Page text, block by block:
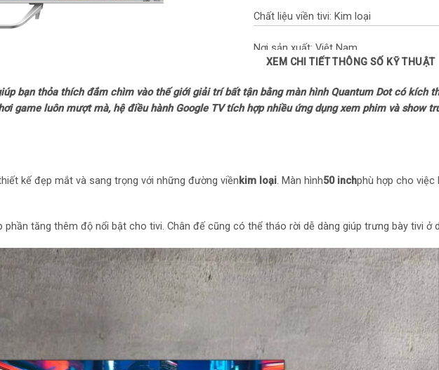
Chất liệu viền tivi: Kim loại
Nơi sản xuất: Việt Nam
Công nghệ hình ảnh
– HDR10
– Kiểm soát đèn nền – Local Dimming
– Đồng bộ khung hình/tần số quét chơi
– Tăng cường chuyển động MEMC
– Giảm độ trễ chơi game Auto Low
XEM CHI TIẾT THÔNG SỐ KỸ THUẬT
bạn thỏa thích đắm chìm vào thế giới giải trí bất tận bằng màn hình Quantum Dot có kích
game luôn mượt mà, hệ điều hành Google TV tích hợp nhiều ứng dụng xem phim và show
kế đẹp mắt và sang trọng với những đường viền kim loại. Màn hình50 inchphù hợp cho việc
tăng thêm độ nổi bật cho tivi. Chân đế cũng có thể tháo rời dễ dàng giúp trưng bày tivi ở